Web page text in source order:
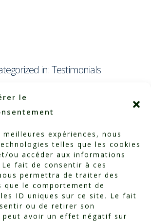
le
expériences, nous
telles que les cookies
ou accéder aux informations
fait de consentir à ces
permettra de traiter des
que le comportement de
ID uniques sur ce site. Le fait
ou de retirer son
peut avoir un effet négatif sur
in:Testimonials